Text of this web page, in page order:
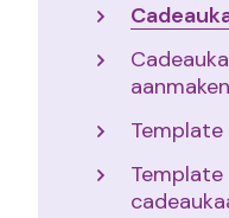
aanmaken
Template
Template